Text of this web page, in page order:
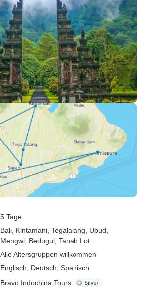
5 Tage
Bali , Kintamani , Tegalalang , Ubud
Mengwi , Bedugul , Tanah Lot
Alle Altersgruppen willkommen
Englisch, Deutsch, Spanisch
Bravo Indochina Tours